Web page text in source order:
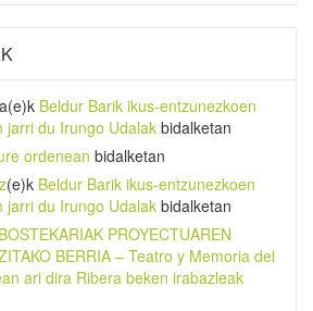
(e)k Beldur Barik ikus-entzunezkoen
jarri du Irungo Udalak bidalketan
ordenean bidalketan
(e)k Beldur Barik ikus-entzunezkoen
jarri du Irungo Udalak bidalketan
PROYECTUAREN
BERRIA – Teatro y Memoria del
ari dira Ribera beken irabazleak